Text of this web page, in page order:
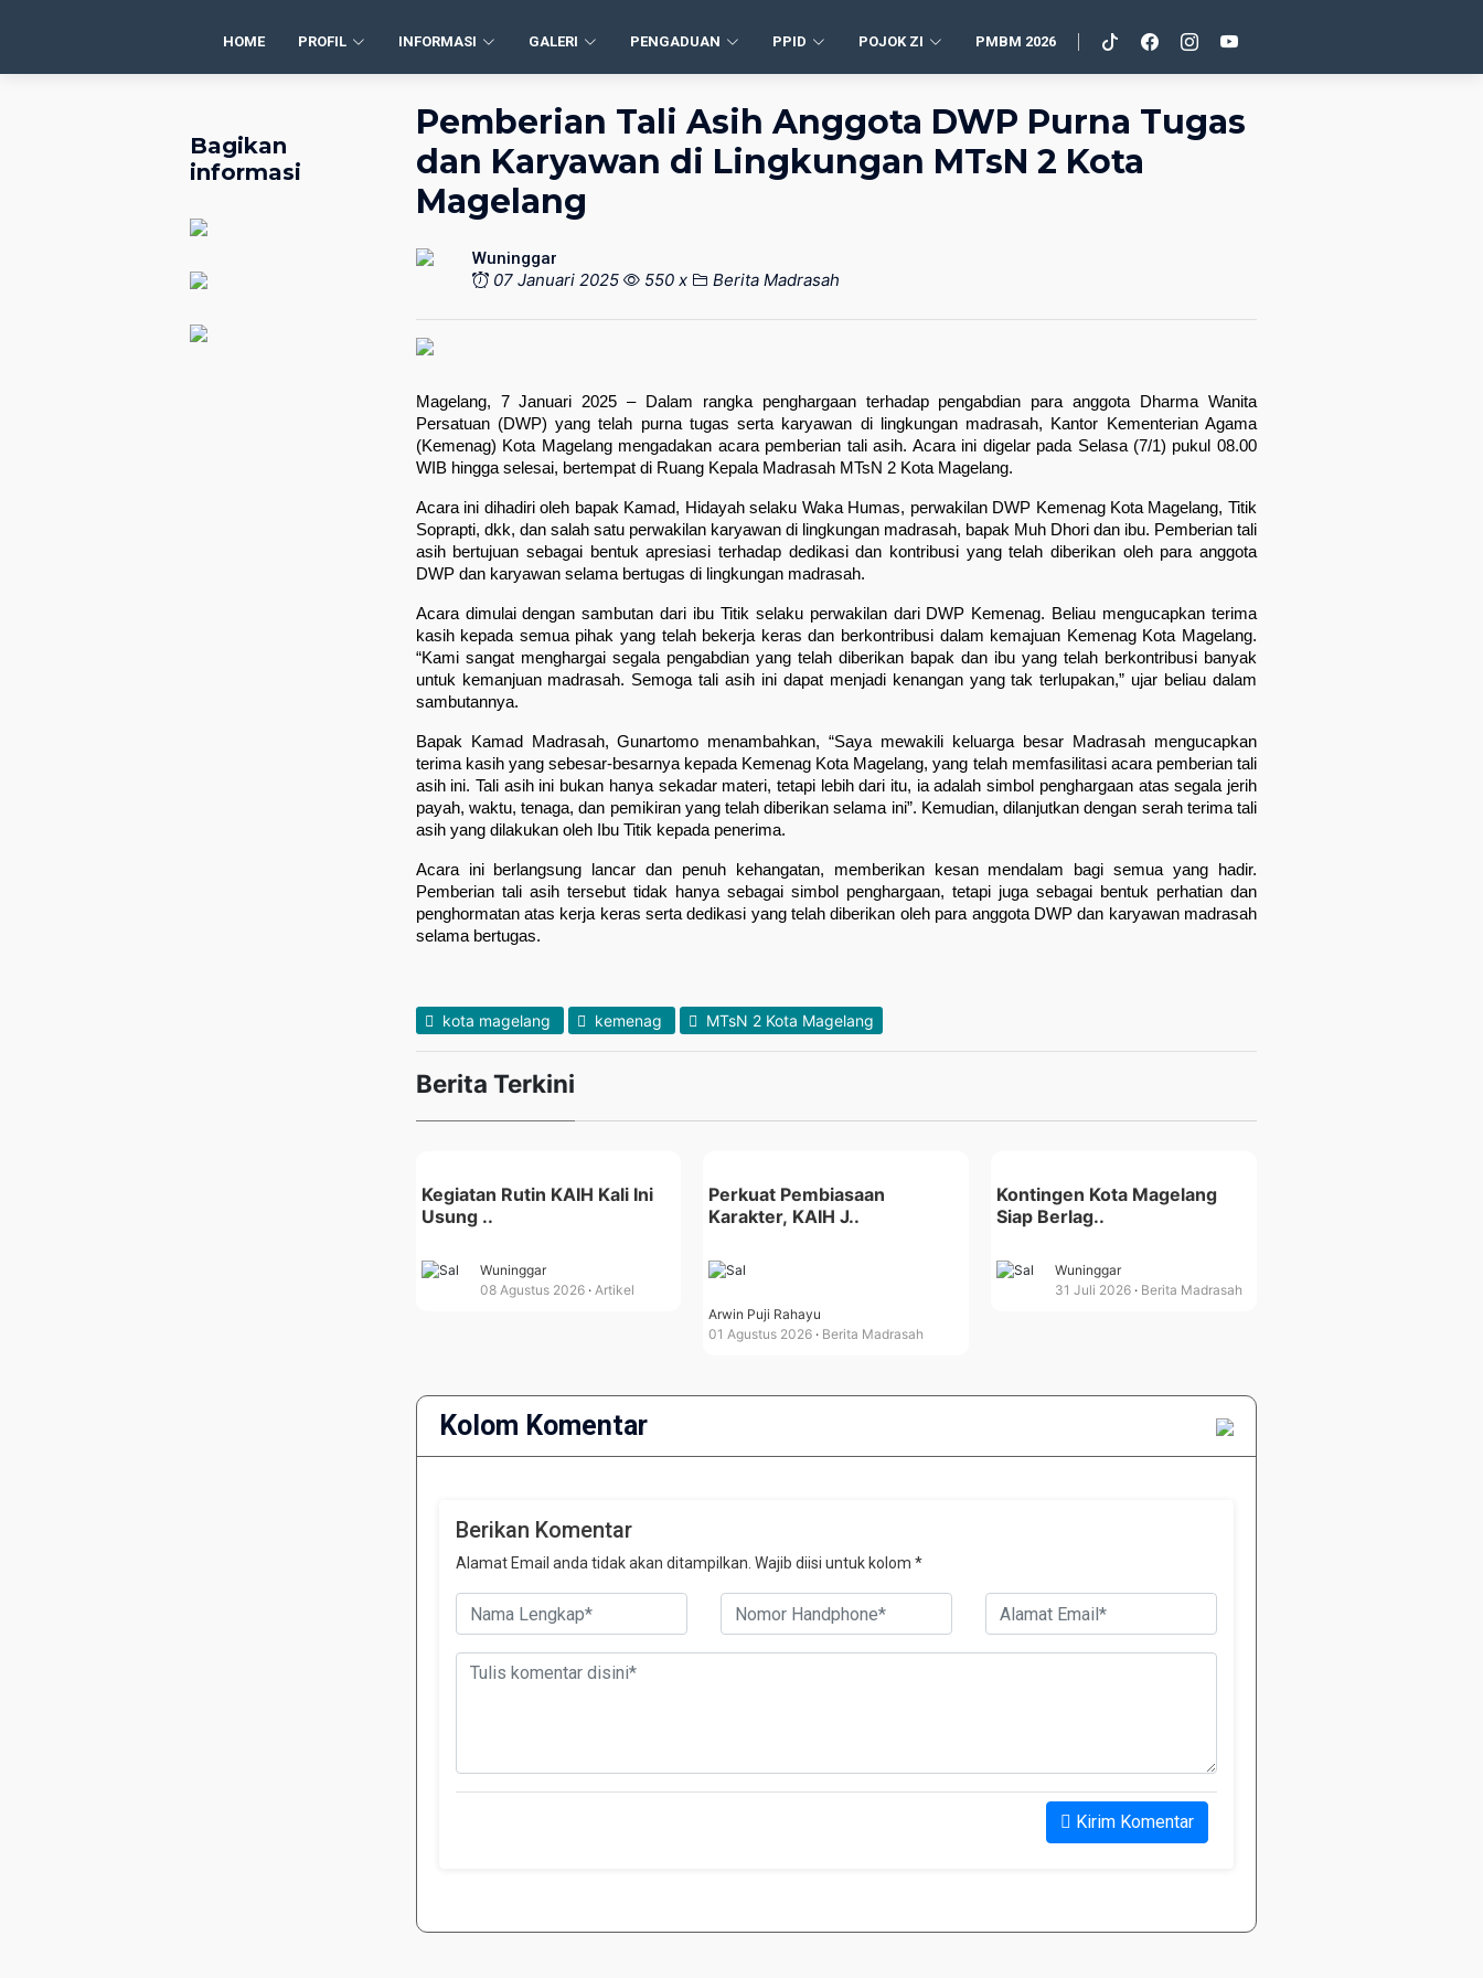
HOME PROFIL INFORMASI GALERI PENGADUAN PPID POJOK ZI PMBM 2026
Bagikan
informasi
Pemberian Tali Asih Anggota DWP Purna Tugas
dan Karyawan di Lingkungan MTsN 2 Kota
Magelang
Wuninggar
07 Januari 2025 550 x Berita Madrasah
Magelang, 7 Januari 2025 – Dalam rangka penghargaan terhadap pengabdian para anggota Dharma Wanita
Persatuan (DWP) yang telah purna tugas serta karyawan di lingkungan madrasah, Kantor Kementerian Agama
(Kemenag) Kota Magelang mengadakan acara pemberian tali asih. Acara ini digelar pada Selasa (7/1) pukul 08.00
WIB hingga selesai, bertempat di Ruang Kepala Madrasah MTsN 2 Kota Magelang.
Acara ini dihadiri oleh bapak Kamad, Hidayah selaku Waka Humas, perwakilan DWP Kemenag Kota Magelang, Titik
Soprapti, dkk, dan salah satu perwakilan karyawan di lingkungan madrasah, bapak Muh Dhori dan ibu. Pemberian tali
asih bertujuan sebagai bentuk apresiasi terhadap dedikasi dan kontribusi yang telah diberikan oleh para anggota
DWP dan karyawan selama bertugas di lingkungan madrasah.
Acara dimulai dengan sambutan dari ibu Titik selaku perwakilan dari DWP Kemenag. Beliau mengucapkan terima
kasih kepada semua pihak yang telah bekerja keras dan berkontribusi dalam kemajuan Kemenag Kota Magelang.
“Kami sangat menghargai segala pengabdian yang telah diberikan bapak dan ibu yang telah berkontribusi banyak
untuk kemanjuan madrasah. Semoga tali asih ini dapat menjadi kenangan yang tak terlupakan,” ujar beliau dalam
sambutannya.
Bapak Kamad Madrasah, Gunartomo menambahkan, “Saya mewakili keluarga besar Madrasah mengucapkan
terima kasih yang sebesar-besarnya kepada Kemenag Kota Magelang, yang telah memfasilitasi acara pemberian tali
asih ini. Tali asih ini bukan hanya sekadar materi, tetapi lebih dari itu, ia adalah simbol penghargaan atas segala jerih
payah, waktu, tenaga, dan pemikiran yang telah diberikan selama ini”. Kemudian, dilanjutkan dengan serah terima tali
asih yang dilakukan oleh Ibu Titik kepada penerima.
Acara ini berlangsung lancar dan penuh kehangatan, memberikan kesan mendalam bagi semua yang hadir.
Pemberian tali asih tersebut tidak hanya sebagai simbol penghargaan, tetapi juga sebagai bentuk perhatian dan
penghormatan atas kerja keras serta dedikasi yang telah diberikan oleh para anggota DWP dan karyawan madrasah
selama bertugas.
kota magelang kemenag MTsN 2 Kota Magelang
Berita Terkini
Kegiatan Rutin KAIH Kali Ini
Usung ..
Wuninggar
08 Agustus 2026
Artikel
Perkuat Pembiasaan
Karakter, KAIH J..
Arwin Puji Rahayu
01 Agustus 2026
Berita Madrasah
Kontingen Kota Magelang
Siap Berlag..
Wuninggar
31 Juli 2026
Berita Madrasah
Kolom Komentar
Berikan Komentar
Alamat Email anda tidak akan ditampilkan. Wajib diisi untuk kolom *
Kirim Komentar